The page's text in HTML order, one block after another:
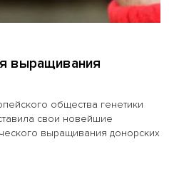
выращивания
общества генетики
свои новейшие
выращивания донорских